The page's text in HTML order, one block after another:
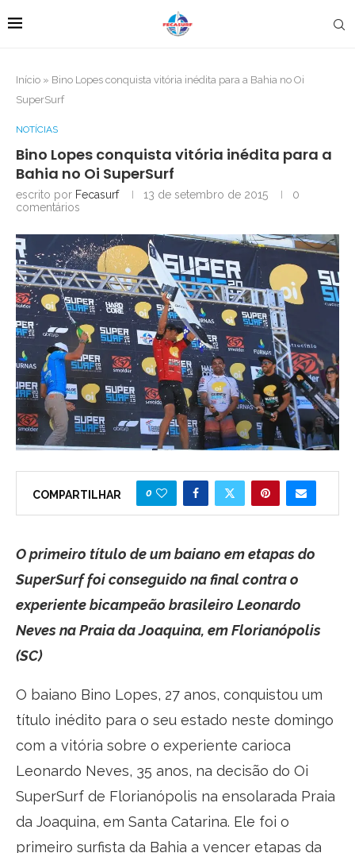
Início » Bino Lopes conquista vitória inédita para a Bahia no Oi
SuperSurf
NOTÍCIAS
Bino Lopes conquista vitória inédita para a
Bahia no Oi SuperSurf
escrito por Fecasurf 13 de setembro de 2015
0
comentários
COMPARTILHAR 0
O primeiro título de um baiano em etapas do
SuperSurf foi conseguido na final contra o
experiente bicampeão brasileiro Leonardo
Neves na Praia da Joaquina, em Florianópolis
(SC)
O baiano Bino Lopes, 27 anos, conquistou um
título inédito para o seu estado neste domingo
com a vitória sobre o experiente carioca
Leonardo Neves, 35 anos, na decisão do Oi
SuperSurf de Florianópolis na ensolarada Praia
da Joaquina, em Santa Catarina. Ele foi o
primeiro surfista da Bahia a vencer etapas da